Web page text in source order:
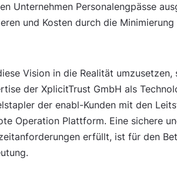
Unternehmen Personalengpässe
und Kosten durch die
Vision in die Realität
der XplicitTrust GmbH als
der enabl-Kunden mit den
Operation Plattform. Eine sichere
erfüllt, ist für den